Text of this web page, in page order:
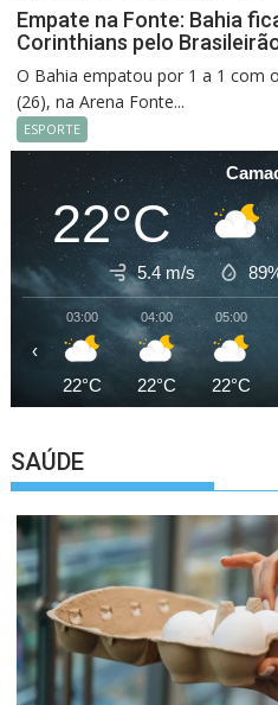
Empate na Fonte: Bahia
Corinthians pelo
O Bahia empatou por 1 a 1 com
(26), na Arena Fonte...
ESPORTE
22°C
5.4 m/s
03:00
22°C
04:00
22°C
05:00
22°C
‹
SAÚDE